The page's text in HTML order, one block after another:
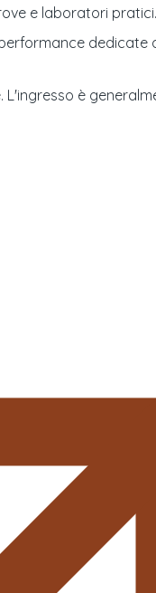
e laboratori pratici.
dedicate
L'ingresso è